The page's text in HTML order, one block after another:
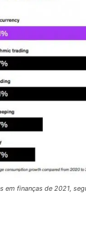
em finanças de 2021,